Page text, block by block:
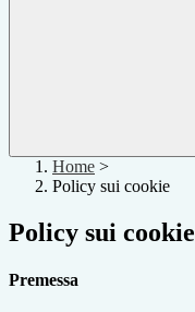
Home >
Policy sui cookie
Policy sui cookie
Premessa